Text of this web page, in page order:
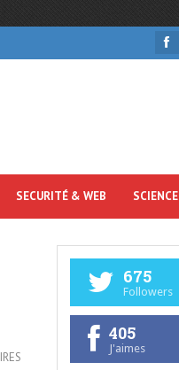
SECURITÉ & WEB SCIENCE
675
Followers
405
J'aimes